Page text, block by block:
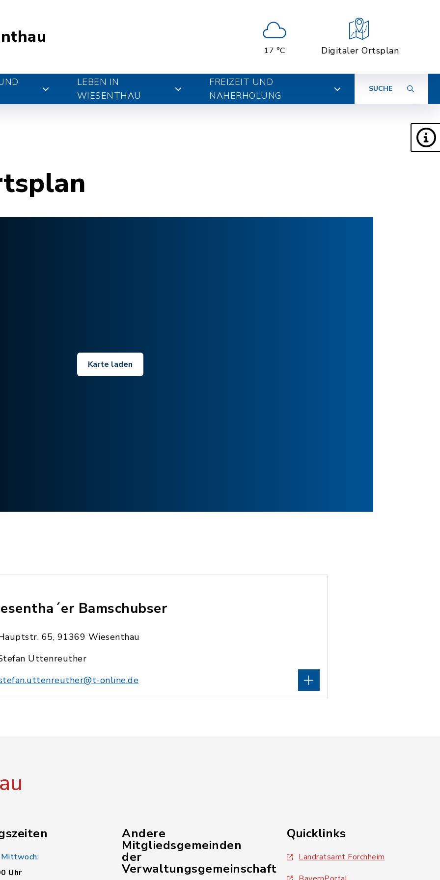
17 °C Digitaler Ortsplan
LEBEN IN
WIESENTHAU
FREIZEIT UND
NAHERHOLUNG
SUCHE
Karte laden
Bamschubser
65, 91369 Wiesenthau
Uttenreuther
online.de
Uhr
Andere
Mitgliedsgemeinden
der
Verwaltungsgemeinschaft
Quicklinks
Landratsamt Forchheim